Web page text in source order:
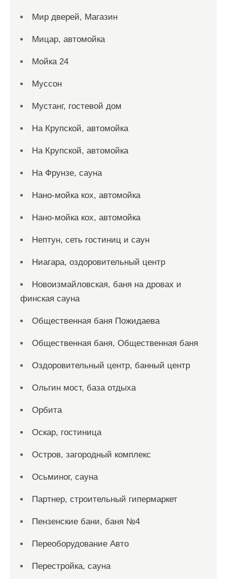
Мир дверей, Магазин
Мицар, автомойка
Мойка 24
Муссон
Мустанг, гостевой дом
На Крупской, автомойка
На Крупской, автомойка
На Фрунзе, сауна
Нано-мойка кох, автомойка
Нано-мойка кох, автомойка
Нептун, сеть гостиниц и саун
Ниагара, оздоровительный центр
Новоизмайловская, баня на дровах и
финская сауна
Общественная баня Пожидаева
Общественная баня, Общественная баня
Оздоровительный центр, банный центр
Ольгин мост, база отдыха
Орбита
Оскар, гостиница
Остров, загородный комплекс
Осьминог, сауна
Партнер, строительный гипермаркет
Пензенские бани, баня №4
Переоборудование Авто
Перестройка, сауна